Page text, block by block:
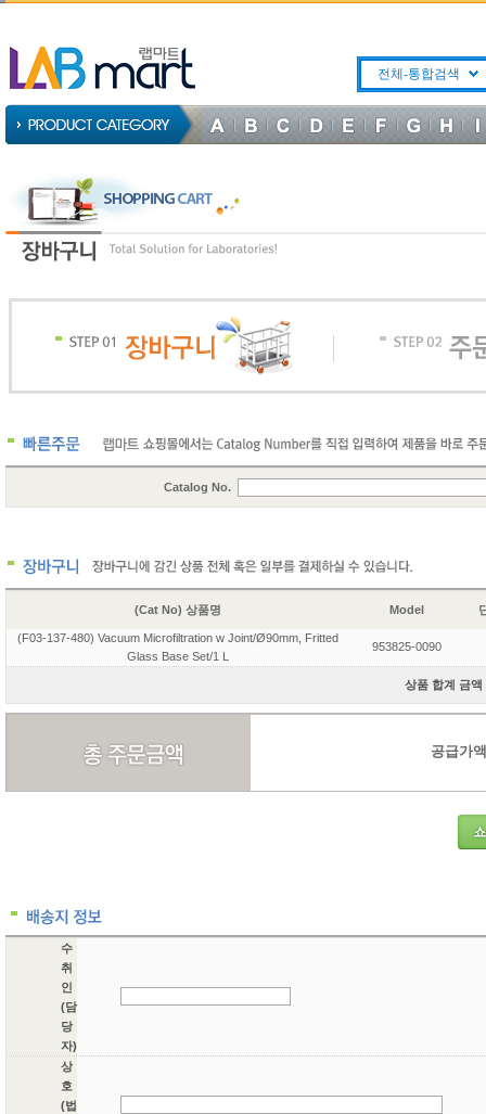
전체-통합검색
Catalog No.
(Cat No) 상품명 Model
(F03-137-480) Vacuum Microfiltration w Joint/Ø90mm, Fritted
Glass Base Set/1 L
953825-0090
상품 합계 금액
공급가
수
취
인
(담
당
자)
상
호
(법